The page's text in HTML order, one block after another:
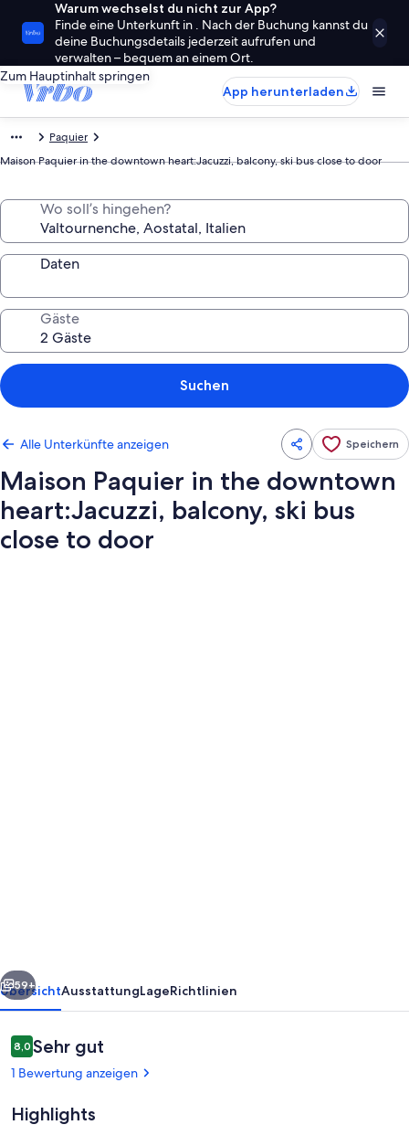
Warum wechselst du nicht zur App?
Finde eine Unterkunft in . Nach der Buchung kannst du
deine Buchungsdetails jederzeit aufrufen und
verwalten – bequem an einem Ort.
Zum Hauptinhalt springen
App herunterladen
Paquier
Maison Paquier in the downtown heart:Jacuzzi, balcony, ski bus close to door
Wo soll’s hingehen?
Daten
Gäste
Suchen
Alle Unterkünfte anzeigen Speichern
Maison Paquier in the downtown
heart:Jacuzzi, balcony, ski bus
close to door
balcony,
ski
bus
close
door
Weiter
59+
ÜbersichtAusstattungLageRichtlinien
Bewertungen
8,08,0 von 10.
Sehr gut
1 Bewertung anzeigen
Highlights